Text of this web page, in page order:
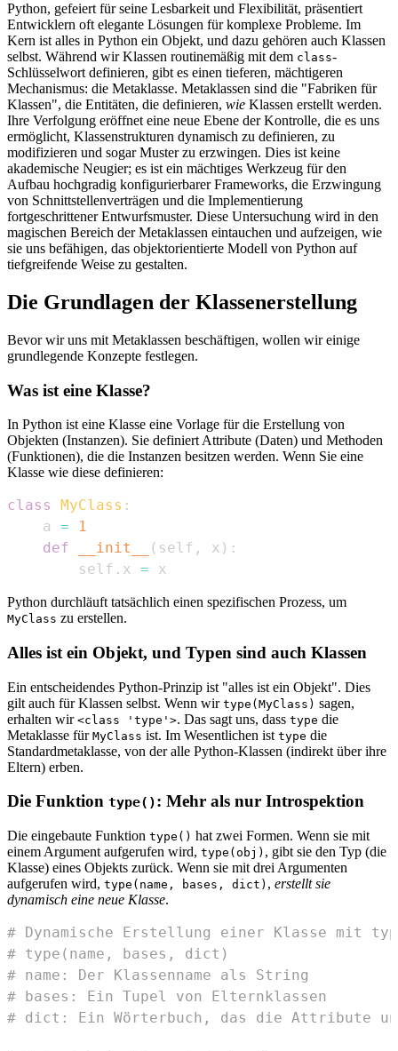
Python, gefeiert für seine Lesbarkeit und Flexibilität, präsentiert
Entwicklern oft elegante Lösungen für komplexe Probleme. Im
Kern ist alles in Python ein Objekt, und dazu gehören auch Klassen
selbst. Während wir Klassen routinemäßig mit dem class-
Schlüsselwort definieren, gibt es einen tieferen, mächtigeren
Mechanismus: die Metaklasse. Metaklassen sind die "Fabriken für
Klassen", die Entitäten, die definieren, wie Klassen erstellt werden.
Ihre Verfolgung eröffnet eine neue Ebene der Kontrolle, die es uns
ermöglicht, Klassenstrukturen dynamisch zu definieren, zu
modifizieren und sogar Muster zu erzwingen. Dies ist keine
akademische Neugier; es ist ein mächtiges Werkzeug für den
Aufbau hochgradig konfigurierbarer Frameworks, die Erzwingung
von Schnittstellenverträgen und die Implementierung
fortgeschrittener Entwurfsmuster. Diese Untersuchung wird in den
magischen Bereich der Metaklassen eintauchen und aufzeigen, wie
sie uns befähigen, das objektorientierte Modell von Python auf
tiefgreifende Weise zu gestalten.
Die Grundlagen der Klassenerstellung
Bevor wir uns mit Metaklassen beschäftigen, wollen wir einige
grundlegende Konzepte festlegen.
Was ist eine Klasse?
In Python ist eine Klasse eine Vorlage für die Erstellung von
Objekten (Instanzen). Sie definiert Attribute (Daten) und Methoden
(Funktionen), die die Instanzen besitzen werden. Wenn Sie eine
Klasse wie diese definieren:
class MyClass :
    a
=
1
def
__init__ ( self , x ) :
        self
. x = x
Python durchläuft tatsächlich einen spezifischen Prozess, um
MyClass zu erstellen.
Alles ist ein Objekt, und Typen sind auch Klassen
Ein entscheidendes Python-Prinzip ist "alles ist ein Objekt". Dies
gilt auch für Klassen selbst. Wenn wir type(MyClass) sagen,
erhalten wir <class 'type'>. Das sagt uns, dass type die
Metaklasse für MyClass ist. Im Wesentlichen ist type die
Standardmetaklasse, von der alle Python-Klassen (indirekt über ihre
Eltern) erben.
Die Funktion type(): Mehr als nur Introspektion
Die eingebaute Funktion type() hat zwei Formen. Wenn sie mit
einem Argument aufgerufen wird, type(obj) , gibt sie den Typ (die
Klasse) eines Objekts zurück. Wenn sie mit drei Argumenten
aufgerufen wird, type(name, bases, dict) , erstellt sie
dynamisch eine neue Klasse.
# Dynamische Erstellung einer Klasse mit
# type(name, bases, dict)
# name: Der Klassenname als String
# bases: Ein Tupel von Elternklassen
# dict: Ein Wörterbuch, das die Attribute